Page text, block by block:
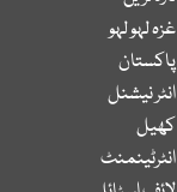
غزہ لہو لہو
پاکستان
انٹر نیشنل
کھیل
انٹرٹینمنٹ